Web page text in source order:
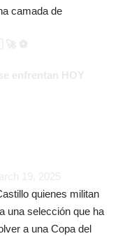
camada de
quienes militan
una selección que ha
a una Copa del